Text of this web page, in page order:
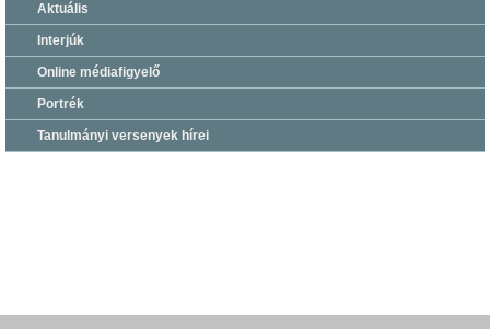
Aktuális
Interjúk
Online médiafigyelő
Portrék
Tanulmányi versenyek hírei